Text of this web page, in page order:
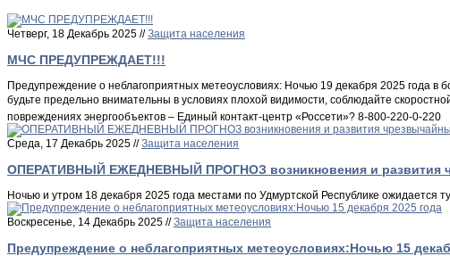
Четверг, 18 Декабрь 2025 //Защита населения
МЧС ПРЕДУПРЕЖДАЕТ!!!
Предупреждение о неблагоприятных метеоусловиях: Ночью 19 декабря 2025 года в
будьте предельно внимательны в условиях плохой видимости, соблюдайте
повреждениях энергообъектов – Единый контакт-центр «Россети»? 8-800-220-0-220
Среда, 17 Декабрь 2025 //Защита населения
ОПЕРАТИВНЫЙ ЕЖЕДНЕВНЫЙ ПРОГНОЗ возникновения и развития
Ночью и утром 18 декабря 2025 года местами по Удмуртской Республике ожидается
Воскресенье, 14 Декабрь 2025 //Защита населения
Предупреждение о неблагоприятных метеоусловиях:Ночью 15